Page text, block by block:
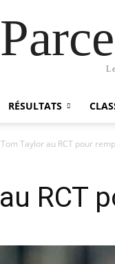
RÉSULTATS
Tom Taylor au RCT pour
RCT